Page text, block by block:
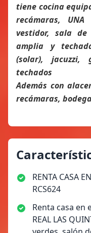
tiene cocina
recámaras, UNA
vestidor, sala
amplia y
(solar),
techados
Además con
recámaras,
RENTA CASA
RCS624
Renta casa en
REAL LAS